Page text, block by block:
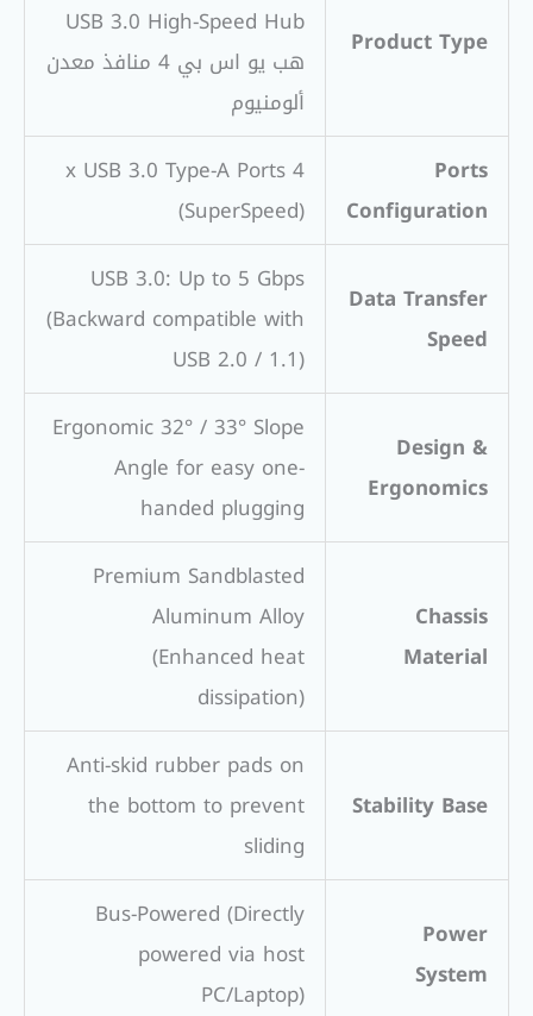
Product Type
USB 3.0 High-Speed Hub
هب يو اس بي 4 منافذ معدن
ألومنيوم
Ports
Configuration
4 x USB 3.0 Type-A Ports
(SuperSpeed)
Data Transfer
Speed
USB 3.0: Up to 5 Gbps
(Backward compatible with
USB 2.0 / 1.1)
Design &
Ergonomics
Ergonomic 32° / 33° Slope
Angle for easy one-
handed plugging
Chassis
Material
Premium Sandblasted
Aluminum Alloy
(Enhanced heat
dissipation)
Stability Base
Anti-skid rubber pads on
the bottom to prevent
sliding
Power
System
Bus-Powered (Directly
powered via host
PC/Laptop)